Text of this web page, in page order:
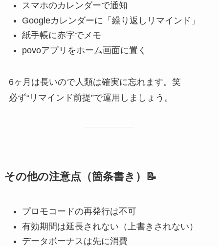
スマホのカレンダーで通知
Googleカレンダーに「繰り返しリマインド」
紙手帳に赤字でメモ
povoアプリをホーム画面に置く
6ヶ月は長いので人類は確実に忘れます。笑
必ず“リマインド前提”で運用しましょう。
その他の注意点（箇条書き）📝
プロモコードの再発行は不可
有効期間は延長されない（上書きされない）
データボーナスは先に消費